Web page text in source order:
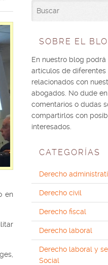
en
SOBRE EL
En nuestro blog
artículos de diferentes
relacionados con
abogados. No dude
comentarios o dudas
compartirlos con
interesados.
CATEGORÍAS
Derecho
Derecho civil
Derecho fiscal
Derecho laboral
Derecho laboral y
Social